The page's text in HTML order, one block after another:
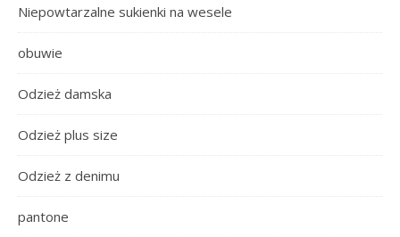
Niepowtarzalne sukienki na wesele
obuwie
Odzież damska
Odzież plus size
Odzież z denimu
pantone